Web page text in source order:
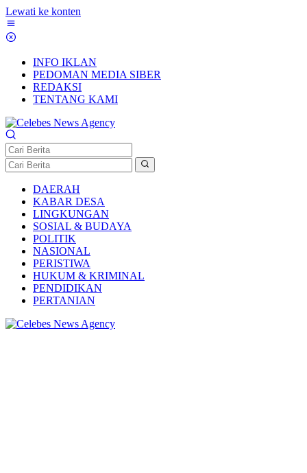
Lewati ke konten
INFO IKLAN
PEDOMAN MEDIA SIBER
REDAKSI
TENTANG KAMI
DAERAH
KABAR DESA
LINGKUNGAN
SOSIAL & BUDAYA
POLITIK
NASIONAL
PERISTIWA
HUKUM & KRIMINAL
PENDIDIKAN
PERTANIAN